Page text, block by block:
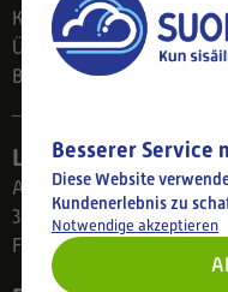
Kontakt
Über uns
Blog
Ladengeschäft
Ahlmanintie 61
33800 Tampere
Finnland
Besserer Service
Diese Website
Kundenerlebnis zu
Notwendige akzeptieren